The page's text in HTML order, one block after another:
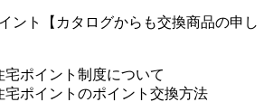
ント【カタログからも交換商品の申し
宅ポイント制度について
宅ポイントのポイント交換方法